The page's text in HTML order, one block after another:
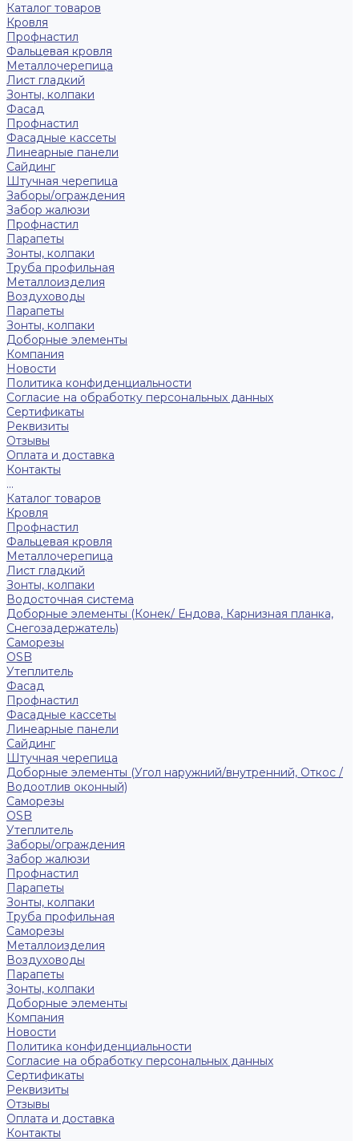
Каталог товаров
Кровля
Профнастил
Фальцевая кровля
Металлочерепица
Лист гладкий
Зонты, колпаки
Фасад
Профнастил
Фасадные кассеты
Линеарные панели
Сайдинг
Штучная черепица
Заборы/ограждения
Забор жалюзи
Профнастил
Парапеты
Зонты, колпаки
Труба профильная
Металлоизделия
Воздуховоды
Парапеты
Зонты, колпаки
Доборные элементы
Компания
Новости
Политика конфиденциальности
Согласие на обработку персональных данных
Сертификаты
Реквизиты
Отзывы
Оплата и доставка
Контакты
...
Каталог товаров
Кровля
Профнастил
Фальцевая кровля
Металлочерепица
Лист гладкий
Зонты, колпаки
Водосточная система
Доборные элементы (Конек/ Ендова, Карнизная планка,
Снегозадержатель)
Саморезы
ОSB
Утеплитель
Фасад
Профнастил
Фасадные кассеты
Линеарные панели
Сайдинг
Штучная черепица
Доборные элементы (Угол наружний/внутренний, Откос /
Водоотлив оконный)
Саморезы
OSB
Утеплитель
Заборы/ограждения
Забор жалюзи
Профнастил
Парапеты
Зонты, колпаки
Труба профильная
Саморезы
Металлоизделия
Воздуховоды
Парапеты
Зонты, колпаки
Доборные элементы
Компания
Новости
Политика конфиденциальности
Согласие на обработку персональных данных
Сертификаты
Реквизиты
Отзывы
Оплата и доставка
Контакты